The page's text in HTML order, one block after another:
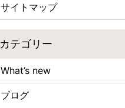
サイトマップ
What’s new
ブログ